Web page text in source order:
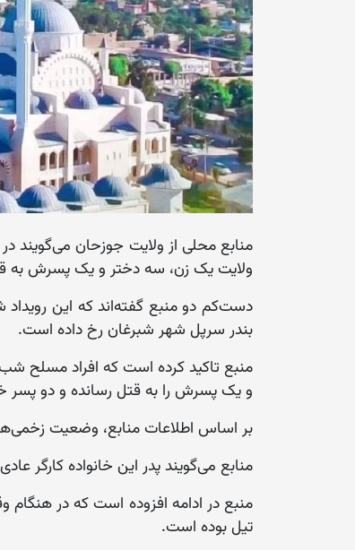
منابع محلی از ولایت جوزحان می‌گویند
ولایت یک زن، سه دختر و یک پسرش به
بندر سرپل شهر شبرغان رخ داده است.
منبع تاکید کرده است که افراد مسلح
و یک پسرش را به قتل رسانده و دو پسر
بر اساس اطلاعات منابع، وضعیت
منابع می‌گویند پدر این خانواده کارگر
منبع در ادامه افزوده است که در هنگام
تیل بوده است.